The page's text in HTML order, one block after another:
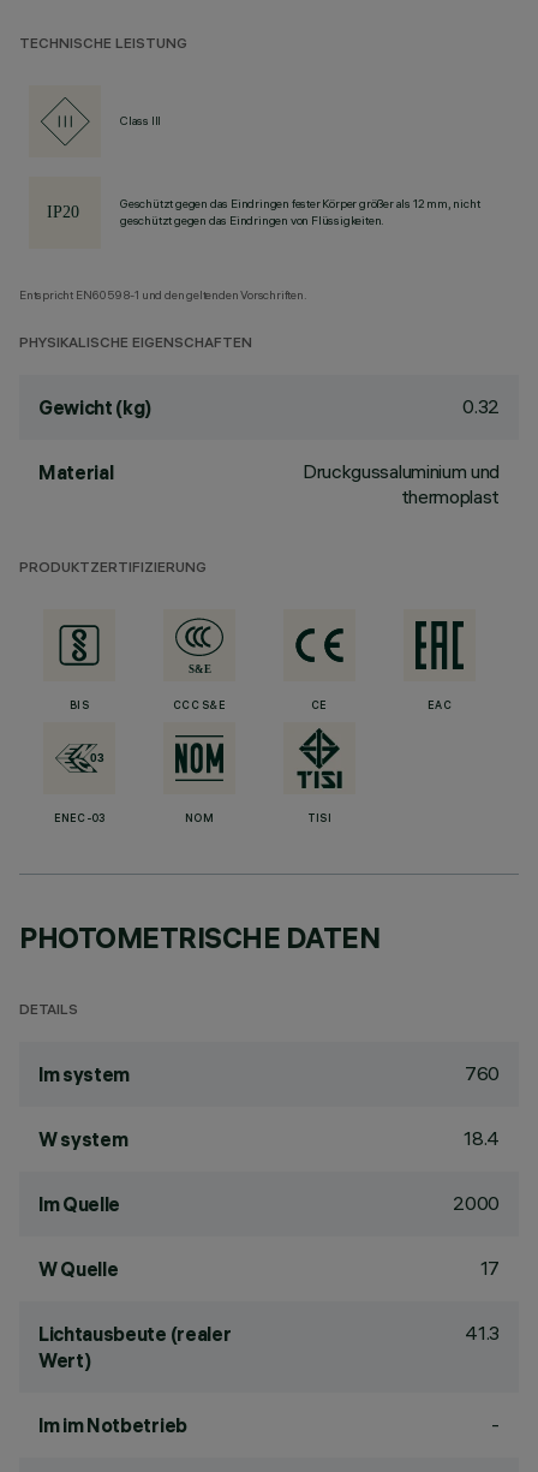
TECHNISCHE LEISTUNG
Class III
Geschützt gegen das Eindringen fester Körper größer als 12 mm, nicht
geschützt gegen das Eindringen von Flüssigkeiten.
Entspricht EN60598-1 und den geltenden Vorschriften.
PHYSIKALISCHE EIGENSCHAFTEN
Gewicht (kg) 0.32
Material
Druckgussaluminium und
thermoplast
PRODUKTZERTIFIZIERUNG
BIS CCC S&E CE EAC
ENEC-03 NOM TISI
PHOTOMETRISCHE DATEN
DETAILS
lm system 760
W system 18.4
lm Quelle 2000
W Quelle 17
Lichtausbeute (realer
Wert)
41.3
lm im Notbetrieb -